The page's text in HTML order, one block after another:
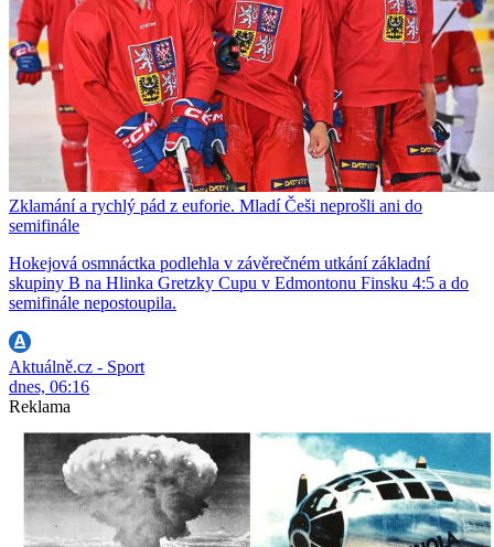
Zklamání a rychlý pád z euforie. Mladí Češi neprošli ani do
semifinále
Hokejová osmnáctka podlehla v závěrečném utkání základní
skupiny B na Hlinka Gretzky Cupu v Edmontonu Finsku 4:5 a do
semifinále nepostoupila.
Aktuálně.cz - Sport
dnes, 06:16
Reklama